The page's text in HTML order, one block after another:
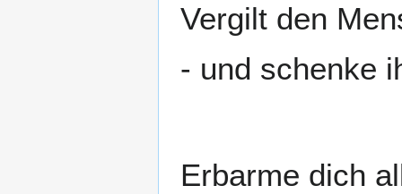
Vergilt den
- und schenke
Erbarme dich